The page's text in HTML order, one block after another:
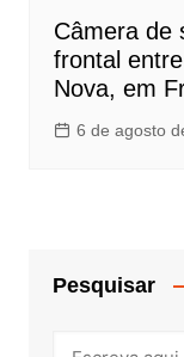
Câmera de
frontal
Nova, em
6 de agosto
Pesquisar